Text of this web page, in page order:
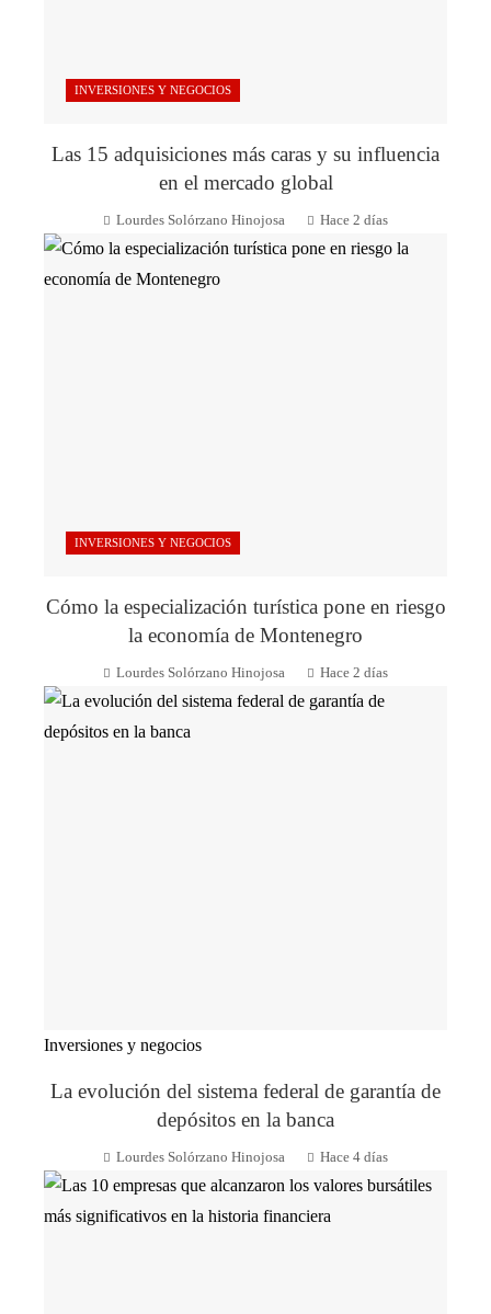
INVERSIONES Y NEGOCIOS
Las 15 adquisiciones más caras y su influencia
en el mercado global
Lourdes Solórzano Hinojosa Hace 2 días
INVERSIONES Y NEGOCIOS
Cómo la especialización turística pone en riesgo
la economía de Montenegro
Lourdes Solórzano Hinojosa Hace 2 días
Inversiones y negocios
La evolución del sistema federal de garantía de
depósitos en la banca
Lourdes Solórzano Hinojosa Hace 4 días